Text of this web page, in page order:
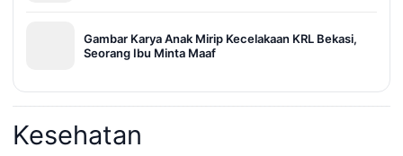
Gambar Karya Anak Mirip Kecelakaan KRL Bekasi,
Seorang Ibu Minta Maaf
Kesehatan